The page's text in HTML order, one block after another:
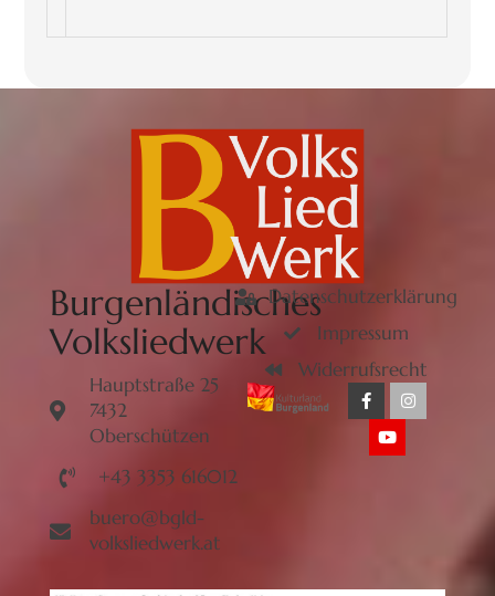
Burgenländisches
Volksliedwerk
Hauptstraße 25
7432
Oberschützen
+43 3353 616012
buero@bgld-
volksliedwerk.at
Datenschutzerklärung
Impressum
Widerrufsrecht